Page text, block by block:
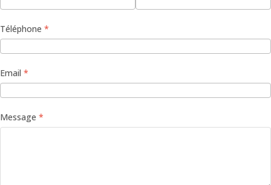
Téléphone
Email
Message